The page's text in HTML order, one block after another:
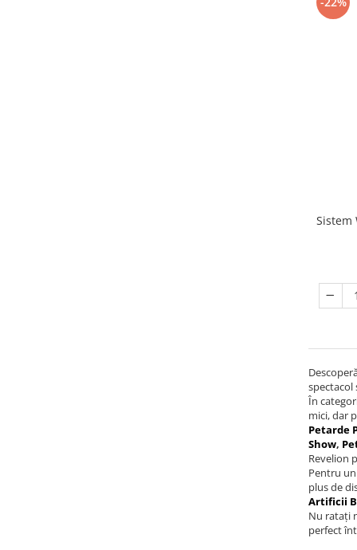
Sistem
spectacol
În
mici, dar
Petarde
Show,
Revelion
Pentru
plus de
Artificii
Nu ratați
perfect